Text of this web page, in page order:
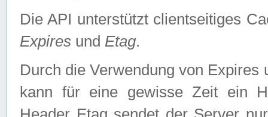
Die API unterstützt clientseitiges
Expires und Etag.
Durch die Verwendung von
kann für eine gewisse Zeit ein